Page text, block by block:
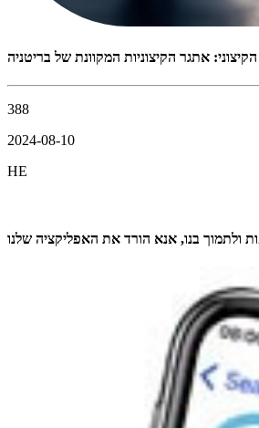
אתגר הקיצוניות המקוונת של בריטניה
388
2024-08-10
HE